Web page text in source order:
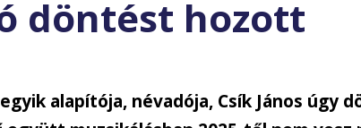
döntést hozott
alapítója, névadója, Csík János úgy